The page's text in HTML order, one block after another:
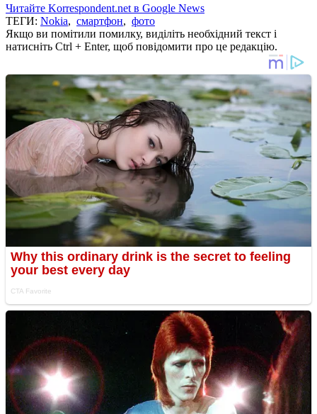
Читайте Korrespondent.net в Google News
ТЕГИ: Nokia, смартфон, фото
Якщо ви помітили помилку, виділіть необхідний текст і
натисніть Ctrl + Enter, щоб повідомити про це редакцію.